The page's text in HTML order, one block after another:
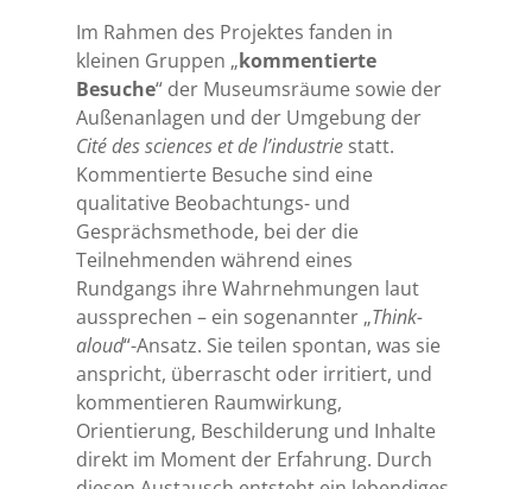
Im Rahmen des Projektes fanden in
kleinen Gruppen „kommentierte
Besuche“ der Museumsräume sowie der
Außenanlagen und der Umgebung der
Cité des sciences et de l’industrie statt.
Kommentierte Besuche sind eine
qualitative Beobachtungs- und
Gesprächsmethode, bei der die
Teilnehmenden während eines
Rundgangs ihre Wahrnehmungen laut
aussprechen – ein sogenannter „Think-
aloud“-Ansatz. Sie teilen spontan, was sie
anspricht, überrascht oder irritiert, und
kommentieren Raumwirkung,
Orientierung, Beschilderung und Inhalte
direkt im Moment der Erfahrung. Durch